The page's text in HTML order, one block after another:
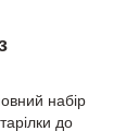
набір
до